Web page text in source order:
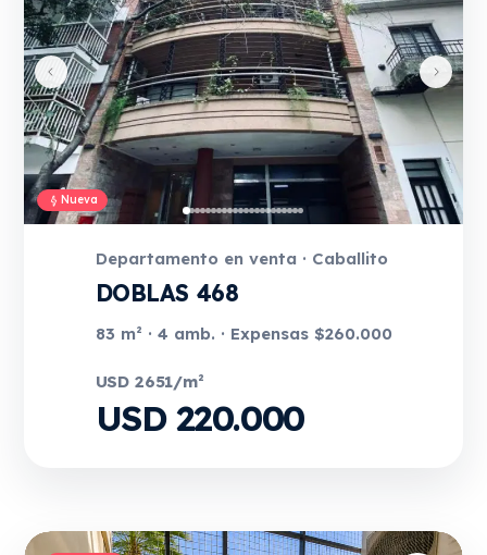
Nueva
Departamento en venta · Caballito
DOBLAS 468
83 m² · 4 amb. · Expensas $260.000
USD 2651/m²
USD 220.000